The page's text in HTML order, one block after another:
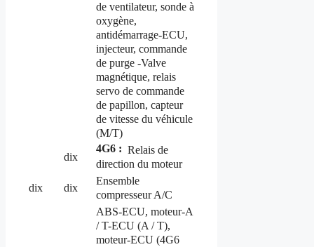
de ventilateur, sonde à
oxygène,
antidémarrage-ECU,
injecteur, commande
de purge -Valve
magnétique, relais
servo de commande
de papillon, capteur
de vitesse du véhicule
(M/T)
dix
4G6 : Relais de
direction du moteur
dix dix
Ensemble
compresseur A/C
ABS-ECU, moteur-A
/ T-ECU (A / T),
moteur-ECU (4G6